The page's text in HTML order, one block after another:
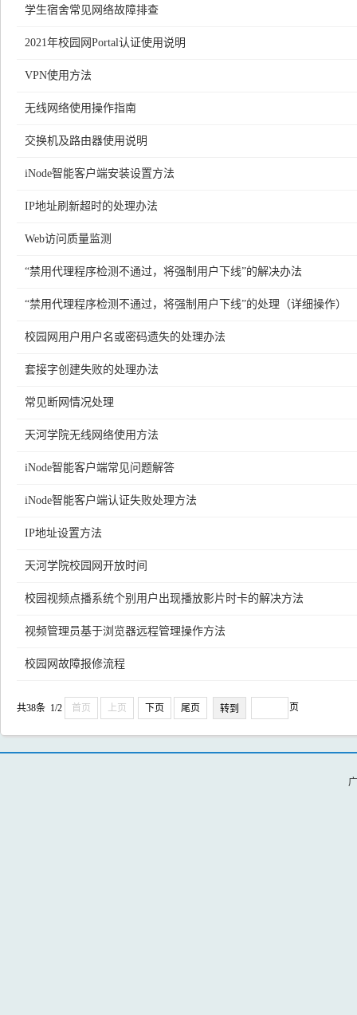
学生宿舍常见网络故障排查
2021年校园网Portal认证使用说明
VPN使用方法
无线网络使用操作指南
交换机及路由器使用说明
iNode智能客户端安装设置方法
IP地址刷新超时的处理办法
Web访问质量监测
“禁用代理程序检测不通过，将强制用户下线”的解决办法
“禁用代理程序检测不通过，将强制用户下线”的处理（详细操作）
校园网用户用户名或密码遗失的处理办法
套接字创建失败的处理办法
常见断网情况处理
天河学院无线网络使用方法
iNode智能客户端常见问题解答
iNode智能客户端认证失败处理方法
IP地址设置方法
天河学院校园网开放时间
校园视频点播系统个别用户出现播放影片时卡的解决方法
视频管理员基于浏览器远程管理操作方法
校园网故障报修流程
共38条 1/2 首页 上页 下页 尾页 页